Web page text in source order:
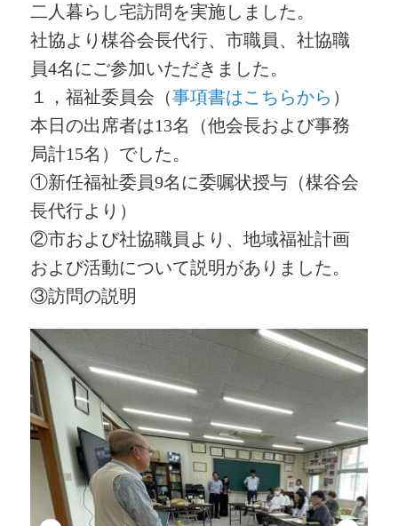
二人暮らし宅訪問を実施しました。
社協より楳谷会長代行、市職員、社協職
員4名にご参加いただきました。
１，福祉委員会（事項書はこちらから ）
本日の出席者は13名（他会長および事務
局計15名）でした。
①新任福祉委員9名に委嘱状授与（楳谷会
長代行より）
②市および社協職員より、地域福祉計画
および活動について説明がありました。
③訪問の説明